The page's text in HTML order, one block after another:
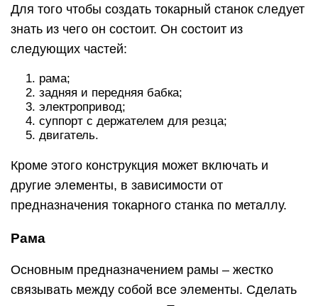
Для того чтобы создать токарный станок следует
знать из чего он состоит. Он состоит из
следующих частей:
рама;
задняя и передняя бабка;
электропривод;
суппорт с держателем для резца;
двигатель.
Кроме этого конструкция может включать и
другие элементы, в зависимости от
предназначения токарного станка по металлу.
Рама
Основным предназначением рамы – жестко
связывать между собой все элементы. Сделать